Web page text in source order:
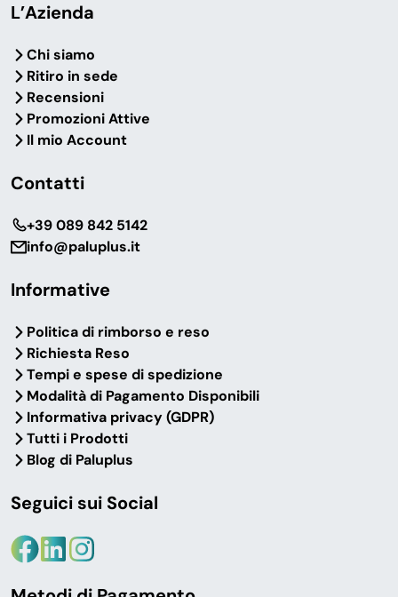
L’Azienda
Chi siamo
Ritiro in sede
Recensioni
Promozioni Attive
Il mio Account
Contatti
‎+39 089 842 5142
info@paluplus.it
Informative
Politica di rimborso e reso
Richiesta Reso
Tempi e spese di spedizione
Modalità di Pagamento Disponibili
Informativa privacy (GDPR)
Tutti i Prodotti
Blog di Paluplus
Seguici sui Social